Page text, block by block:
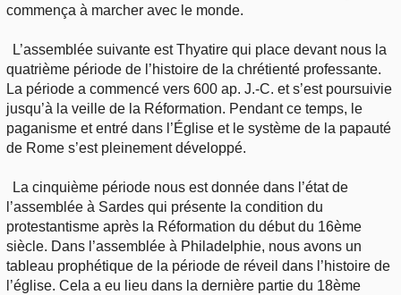
commença à marcher avec le monde.
L’assemblée suivante est Thyatire qui place devant nous la
quatrième période de l’histoire de la chrétienté professante.
La période a commencé vers 600 ap. J.-C. et s’est poursuivie
jusqu’à la veille de la Réformation. Pendant ce temps, le
paganisme et entré dans l’Église et le système de la papauté
de Rome s’est pleinement développé.
La cinquième période nous est donnée dans l’état de
l’assemblée à Sardes qui présente la condition du
protestantisme après la Réformation du début du 16ème
siècle. Dans l’assemblée à Philadelphie, nous avons un
tableau prophétique de la période de réveil dans l’histoire de
l’église. Cela a eu lieu dans la dernière partie du 18ème